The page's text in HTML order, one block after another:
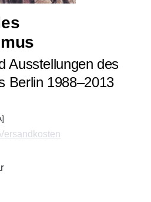
Ausstellungen des
Berlin 1988–2013